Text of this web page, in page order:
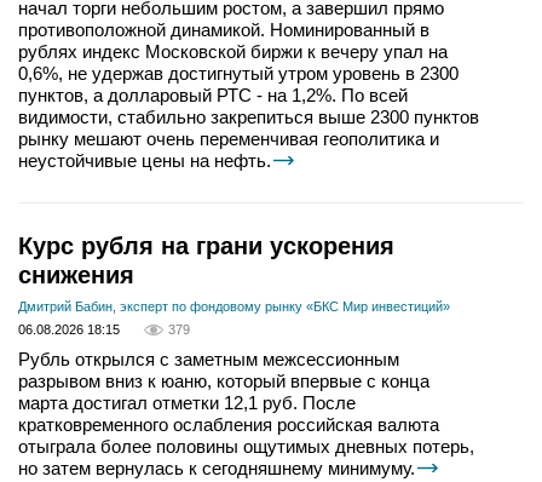
начал торги небольшим ростом, а завершил прямо
противоположной динамикой. Номинированный в
рублях индекс Московской биржи к вечеру упал на
0,6%, не удержав достигнутый утром уровень в 2300
пунктов, а долларовый РТС - на 1,2%. По всей
видимости, стабильно закрепиться выше 2300 пунктов
рынку мешают очень переменчивая геополитика и
неустойчивые цены на нефть.
Курс рубля на грани ускорения
снижения
Дмитрий Бабин, эксперт по фондовому рынку «БКС Мир инвестиций»
06.08.2026 18:15
379
Рубль открылся с заметным межсессионным
разрывом вниз к юаню, который впервые с конца
марта достигал отметки 12,1 руб. После
кратковременного ослабления российская валюта
отыграла более половины ощутимых дневных потерь,
но затем вернулась к сегодняшнему минимуму.